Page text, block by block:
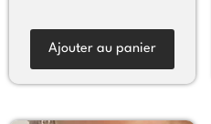
Ajouter au panier